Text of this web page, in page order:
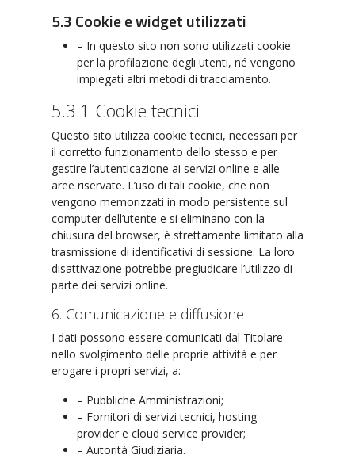
5.3 Cookie e widget utilizzati
– In questo sito non sono utilizzati cookie
per la profilazione degli utenti, né vengono
impiegati altri metodi di tracciamento.
5.3.1 Cookie tecnici
Questo sito utilizza cookie tecnici, necessari per
il corretto funzionamento dello stesso e per
gestire l’autenticazione ai servizi online e alle
aree riservate. L’uso di tali cookie, che non
vengono memorizzati in modo persistente sul
computer dell’utente e si eliminano con la
chiusura del browser, è strettamente limitato alla
trasmissione di identificativi di sessione. La loro
disattivazione potrebbe pregiudicare l’utilizzo di
parte dei servizi online.
6. Comunicazione e diffusione
I dati possono essere comunicati dal Titolare
nello svolgimento delle proprie attività e per
erogare i propri servizi, a:
– Pubbliche Amministrazioni;
– Fornitori di servizi tecnici, hosting
provider e cloud service provider;
– Autorità Giudiziaria.